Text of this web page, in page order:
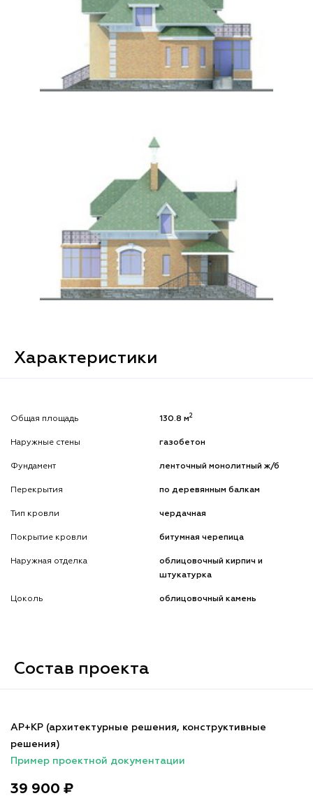
Характеристики
Общая площадь 130.8 м2
Наружные стены газобетон
Фундамент ленточный монолитный ж/б
Перекрытия по деревянным балкам
Тип кровли чердачная
Покрытие кровли битумная черепица
Наружная отделка
облицовочный кирпич и
штукатурка
Цоколь облицовочный камень
Состав проекта
АР+КР (архитектурные решения, конструктивные
решения)
Пример проектной документации
39 900 ₽